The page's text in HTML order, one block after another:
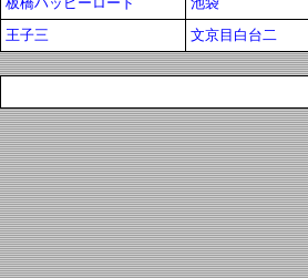
王子三
文京目白台二